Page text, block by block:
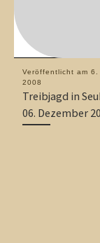
Veröffentlicht am 6.
2008
Treibjagd in
06. Dezember